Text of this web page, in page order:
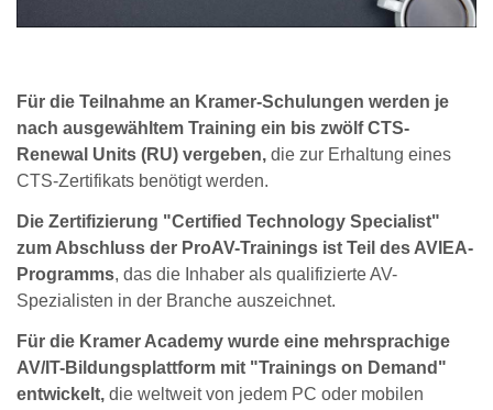
Für die Teilnahme an Kramer-Schulungen werden je
nach ausgewähltem Training ein bis zwölf CTS-
Renewal Units (RU) vergeben, die zur Erhaltung eines
CTS-Zertifikats benötigt werden.
Die Zertifizierung "Certified Technology Specialist"
zum Abschluss der ProAV-Trainings ist Teil des AVIEA-
Programms, das die Inhaber als qualifizierte AV-
Spezialisten in der Branche auszeichnet.
Für die Kramer Academy wurde eine mehrsprachige
AV/IT-Bildungsplattform mit "Trainings on Demand"
entwickelt, die weltweit von jedem PC oder mobilen